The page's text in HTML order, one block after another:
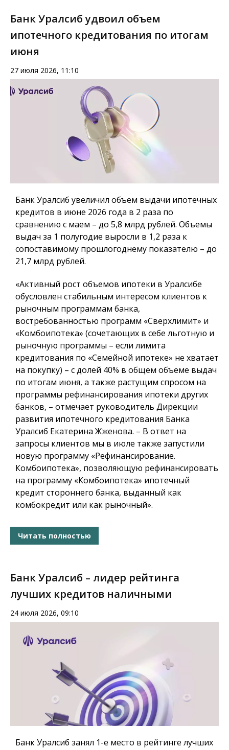
Банк Уралсиб удвоил объем
ипотечного кредитования по итогам
июня
27 июля 2026, 11:10
Банк Уралсиб увеличил объем выдачи ипотечных
кредитов в июне 2026 года в 2 раза по
сравнению с маем – до 5,8 млрд рублей. Объемы
выдач за 1 полугодие выросли в 1,2 раза к
сопоставимому прошлогоднему показателю – до
21,7 млрд рублей.
«Активный рост объемов ипотеки в Уралсибе
обусловлен стабильным интересом клиентов к
рыночным программам банка,
востребованностью программ «Сверхлимит» и
«Комбоипотека» (сочетающих в себе льготную и
рыночную программы – если лимита
кредитования по «Семейной ипотеке» не хватает
на покупку) – с долей 40% в общем объеме выдач
по итогам июня, а также растущим спросом на
программы рефинансирования ипотеки других
банков, – отмечает руководитель Дирекции
развития ипотечного кредитования Банка
Уралсиб Екатерина Жженова. – В ответ на
запросы клиентов мы в июле также запустили
новую программу «Рефинансирование.
Комбоипотека», позволяющую рефинансировать
на программу «Комбоипотека» ипотечный
кредит стороннего банка, выданный как
комбокредит или как рыночный».
Читать полностью
Банк Уралсиб – лидер рейтинга
лучших кредитов наличными
24 июля 2026, 09:10
Банк Уралсиб занял 1-е место в рейтинге лучших